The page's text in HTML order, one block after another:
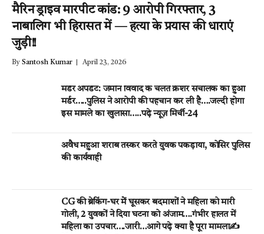
मैरिन ड्राइव मारपीट कांड: 9 आरोपी गिरफ्तार, 3
नाबालिग भी हिरासत में — हत्या के प्रयास की धाराएं
जुड़ी!!
By Santosh Kumar April 23, 2026
मर्डर अपडेट: जमीन विवाद के चलते क्रेशर संचालक का हुआ
मर्डर…..पुलिस ने आरोपी की पहचान कर ली है….जल्दी होगा
इस मामले का खुलासा…..पढ़े न्यूज़ मिर्ची-24
अवैध महुआ शराब तस्कर करते युवक पकड़ाया, कोसिर पुलिस
की कार्यवाही
CG की ब्रेकिंग-घर मेें घूसकर बदमाशों ने महिला को मारी
गोली, 2 युवकों ने दिया घटना को अंजाम….गंभीर हालत में
महिला का उपचार….जारी…आगे पढ़े क्या है पूरा मामला✍️